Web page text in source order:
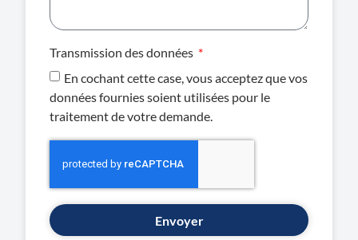
Transmission des données
En cochant cette case, vous acceptez que vos
données fournies soient utilisées pour le
traitement de votre demande.
Envoyer